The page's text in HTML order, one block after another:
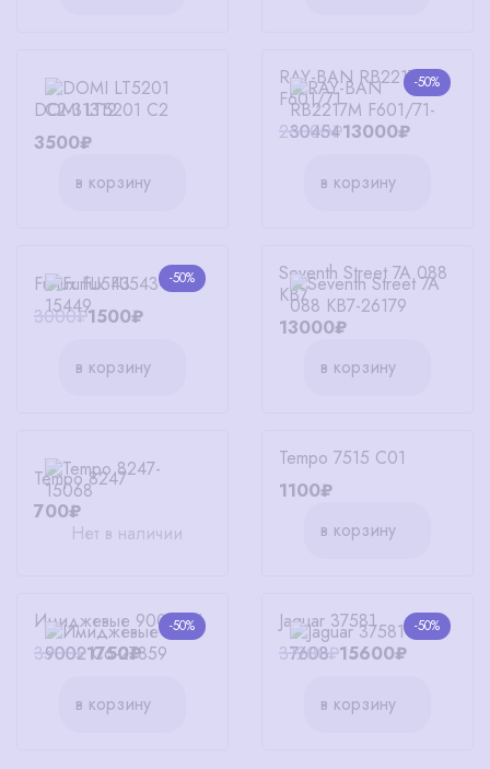
DOMI LT5201 C2
3500₽
в корзину
-50%
RAY-BAN RB2217M
F601/71
26000₽13000₽
в корзину
-50%
Furlux FU543
3000₽1500₽
в корзину
Seventh Street 7A 088
KB7
13000₽
в корзину
Tempo 8247
700₽
Нет в наличии
Tempo 7515 C01
1100₽
в корзину
-50%
Имиджевые 9002 C6
3500₽1750₽
в корзину
-50%
Jaguar 37581
31200₽15600₽
в корзину